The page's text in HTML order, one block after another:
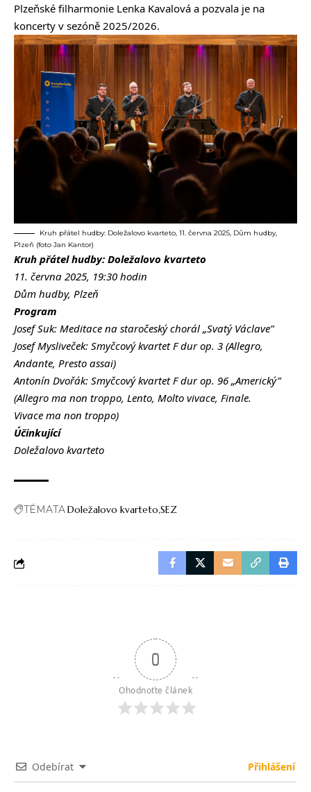
Plzeňské filharmonie Lenka Kavalová a pozvala je na
koncerty v sezóně 2025/2026.
Kruh přátel hudby: Doležalovo kvarteto, 11. června 2025, Dům hudby,
Plzeň (foto Jan Kantor)
Kruh přátel hudby: Doležalovo kvarteto
11. června 2025, 19:30 hodin
Dům hudby, Plzeň
Program
Josef Suk: Meditace na staročeský chorál „Svatý Václave”
Josef Mysliveček: Smyčcový kvartet F dur op. 3 (Allegro,
Andante, Presto assai)
Antonín Dvořák: Smyčcový kvartet F dur op. 96 „Americký”
(Allegro ma non troppo, Lento, Molto vivace, Finale.
Vivace ma non troppo)
Účinkující
Doležalovo kvarteto
TÉMATADoležalovo kvarteto SEZ
0
Ohodnoťte článek
Odebírat Přihlášení